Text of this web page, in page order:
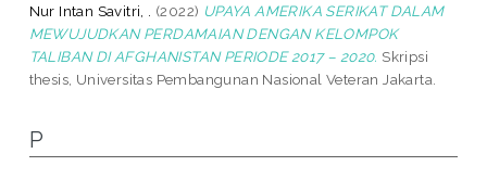
Nur Intan Savitri, .
(2022) UPAYA AMERIKA SERIKAT DALAM
MEWUJUDKAN PERDAMAIAN DENGAN KELOMPOK
TALIBAN DI AFGHANISTAN PERIODE 2017 – 2020. Skripsi
thesis, Universitas Pembangunan Nasional Veteran Jakarta.
P